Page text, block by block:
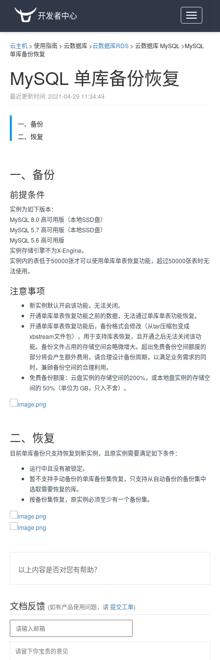
Toggle
navigation
开发者中心
云主机 > 使用指南 > 云数据库 >云数据库RDS > 云数据库 MySQL >MySQL
单库备份恢复
MySQL 单库备份恢复
最近更新时间: 2021-04-29 11:34:49
一、备份
二、恢复
一、备份
前提条件
实例为如下版本：
MySQL 8.0 高可用版（本地SSD盘）
MySQL 5.7 高可用版（本地SSD盘）
MySQL 5.6 高可用版
实例存储引擎不为X-Engine。
实例内的表低于50000张才可以使用单库单表恢复功能，超过50000张表时无
法使用。
注意事项
新实例默认开启该功能，无法关闭。
开通单库单表恢复功能之前的数据，无法通过单库单表功能恢复。
开通单库单表恢复功能后，备份格式会修改（从tar压缩包变成
xbstream文件包），用于支持库表恢复，且开通之后无法关闭该功
能。备份文件占用的存储空间会略微增大。超出免费备份空间额度的
部分将会产生额外费用，请合理设计备份周期，以满足业务需求的同
时，兼顾备份空间的合理利用。
免费备份额度：云盘实例的存储空间的200%，或本地盘实例的存储空
间的 50%（单位为 GB，只入不舍）。
二、恢复
目前单库备份只支持恢复到新实例，且原实例需要满足如下条件：
运行中且没有被锁定。
暂不支持手动备份的单库备份集恢复，只支持从自动备份的备份集中
选取需要恢复的库。
按备份集恢复，原实例必须至少有一个备份集。
以上内容是否对您有帮助？
文档反馈 (如有产品使用问题，请提交工单)